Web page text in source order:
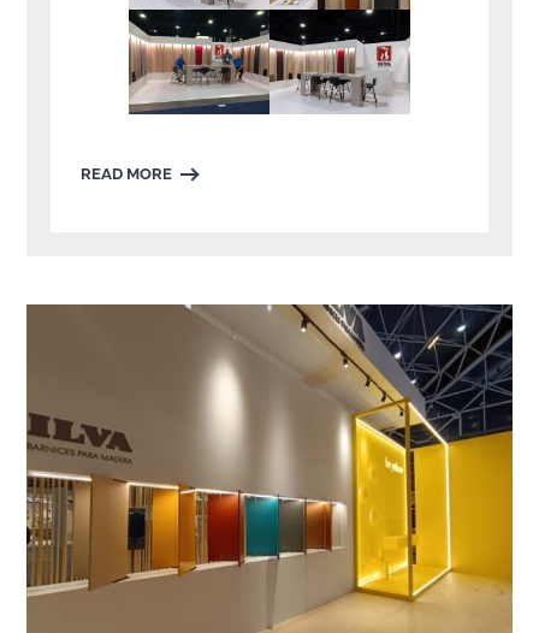
READ MORE